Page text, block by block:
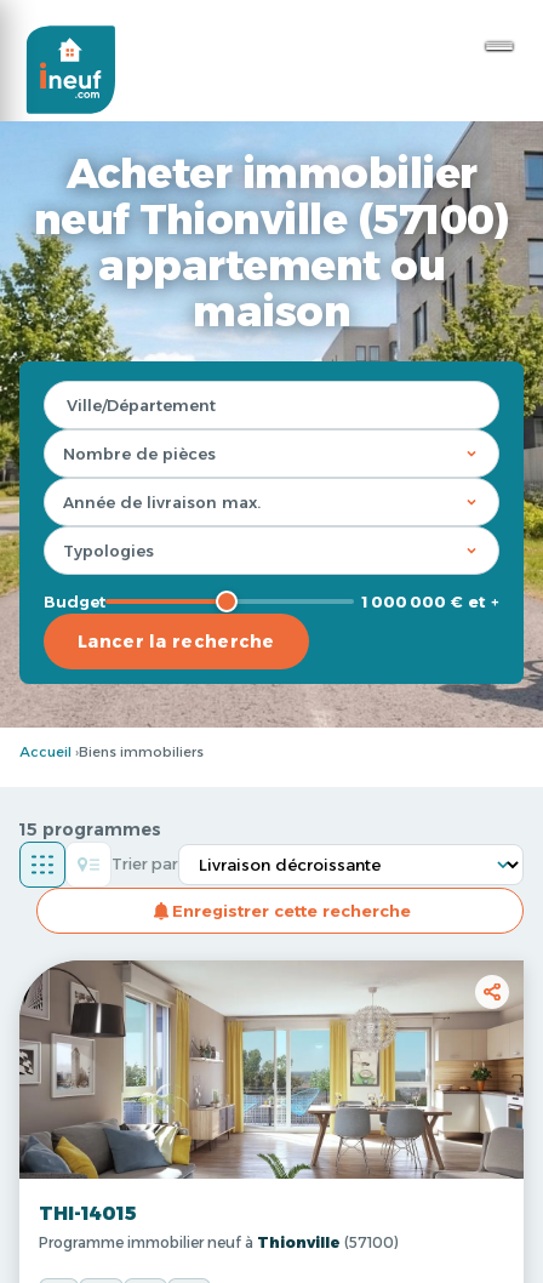
Acheter immobilier
neuf Thionville (57100)
appartement ou
maison
Budget 1 000 000 € et +
Lancer la recherche
Accueil Biens immobiliers
15 programmes
Enregistrer cette recherche
Trier par
THI-14015
Programme immobilier neuf à Thionville (57100)